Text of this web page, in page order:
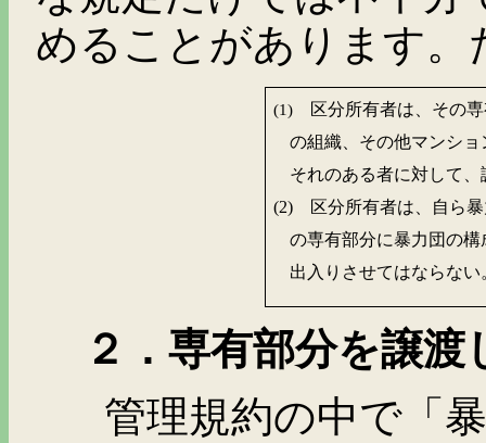
めることがあります
(1) 区分所有者は、その
の組織、その他マンシ
それのある者に対して
(2) 区分所有者は、自ら
の専有部分に暴力団の
出入りさせてはならない
２．専有部分を譲
管理規約の中で「暴